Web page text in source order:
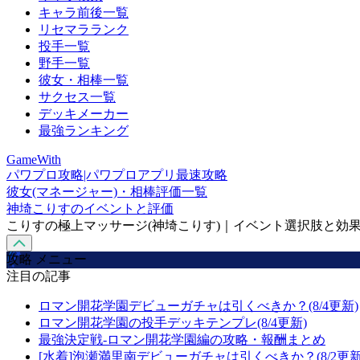
キャラ前後一覧
リセマラランク
投手一覧
野手一覧
彼女・相棒一覧
サクセス一覧
デッキメーカー
最強ランキング
GameWith
パワプロ攻略|パワプロアプリ最速攻略
彼女(マネージャー)・相棒評価一覧
神埼こりすのイベントと評価
こりすの極上マッサージ(神埼こりす)｜イベント選択肢と効
攻略 メニュー
注目の記事
ロマン開花学園デビューガチャは引くべきか？(8/4更新)
ロマン開花学園の投手デッキテンプレ(8/4更新)
最強決定戦-ロマン開花学園編の攻略・報酬まとめ
[水着]泡瀬満里南デビューガチャは引くべきか？(8/2更